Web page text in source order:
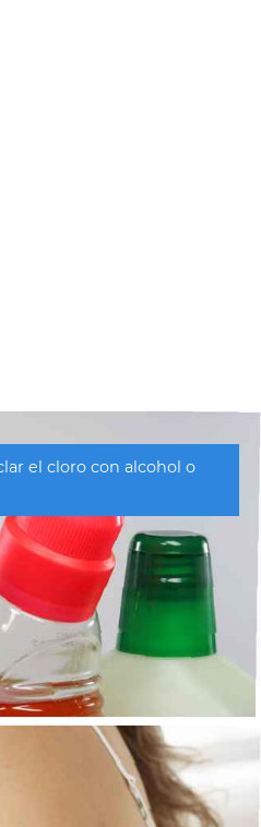
el cloro con alcohol o